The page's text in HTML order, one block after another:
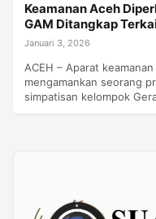
Keamanan Aceh
GAM Ditangkap
Januari 3, 2026
ACEH – Aparat
mengamankan seorang
simpatisan kelompok